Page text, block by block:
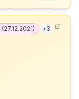
(27.12.2021) +3